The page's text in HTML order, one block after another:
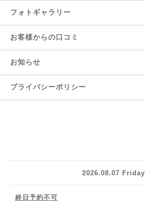
フォトギャラリー
お客様からの口コミ
お知らせ
プライバシーポリシー
2026.08.07 Friday
終日予約不可